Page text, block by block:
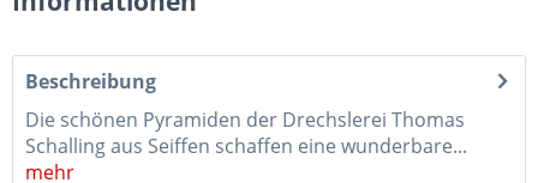
Beschreibung
Die schönen Pyramiden der Drechslerei Thomas
Schalling aus Seiffen schaffen eine wunderbare...
mehr